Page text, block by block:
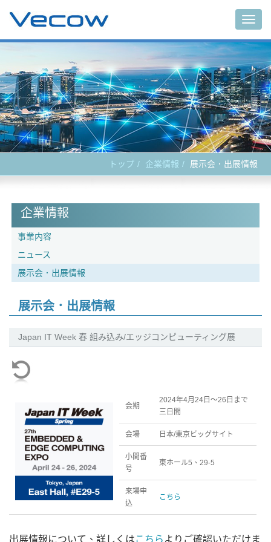
トップ 企業情報 展示会．出展情報
企業情報
事業内容
ニュース
展示会．出展情報
展示会．出展情報
Japan IT Week 春 組み込み/エッジコンピューティング展
会期
2024年4月24日～26日まで
三日間
会場 日本/東京ビッグサイト
小間番
号
東ホール5、29-5
来場申
込
こちら
出展情報について、詳しくはこちら よりご確認いただけま